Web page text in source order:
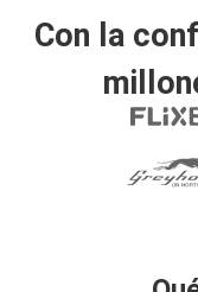
Con la